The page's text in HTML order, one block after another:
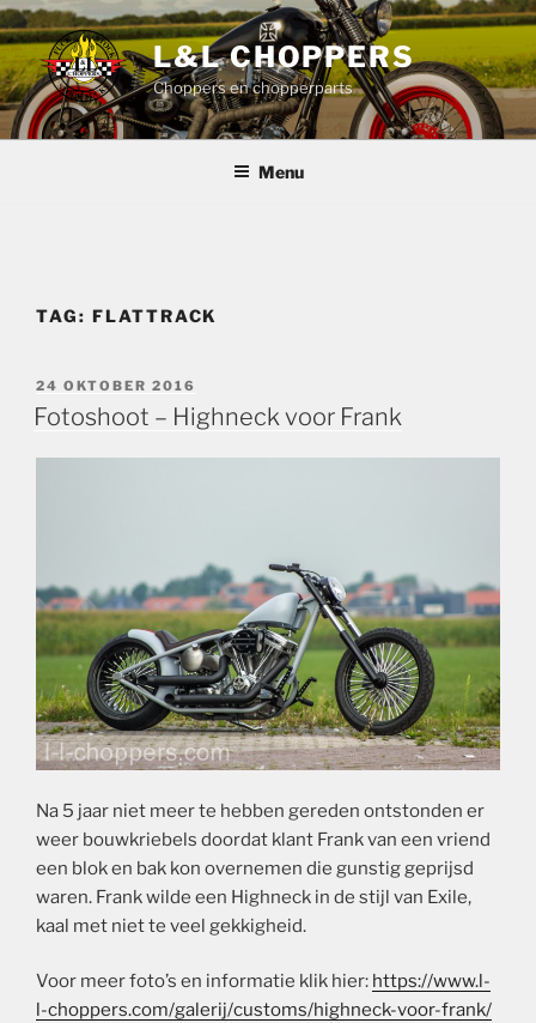
Ga
naar
de
inhoud
L&L CHOPPERS
Choppers en chopperparts
Menu
TAG: FLATTRACK
GEPLAATST
OP
24 OKTOBER 2016
Fotoshoot – Highneck voor Frank
Na 5 jaar niet meer te hebben gereden ontstonden er
weer bouwkriebels doordat klant Frank van een vriend
een blok en bak kon overnemen die gunstig geprijsd
waren. Frank wilde een Highneck in de stijl van Exile,
kaal met niet te veel gekkigheid.
Voor meer foto’s en informatie klik hier: https://www.l-
l-choppers.com/galerij/customs/highneck-voor-frank/